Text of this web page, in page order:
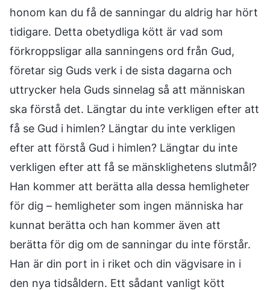
honom kan du få de sanningar du aldrig har hört
tidigare. Detta obetydliga kött är vad som
förkroppsligar alla sanningens ord från Gud,
företar sig Guds verk i de sista dagarna och
uttrycker hela Guds sinnelag så att människan
ska förstå det. Längtar du inte verkligen efter att
få se Gud i himlen? Längtar du inte verkligen
efter att förstå Gud i himlen? Längtar du inte
verkligen efter att få se mänsklighetens slutmål?
Han kommer att berätta alla dessa hemligheter
för dig – hemligheter som ingen människa har
kunnat berätta och han kommer även att
berätta för dig om de sanningar du inte förstår.
Han är din port in i riket och din vägvisare in i
den nya tidsåldern. Ett sådant vanligt kött